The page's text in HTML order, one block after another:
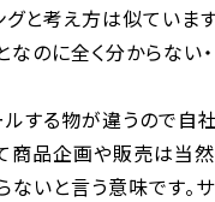
グと考え方は似ていま
なのに全く分からない
ルする物が違うので自
商品企画や販売は当
ないと言う意味です。